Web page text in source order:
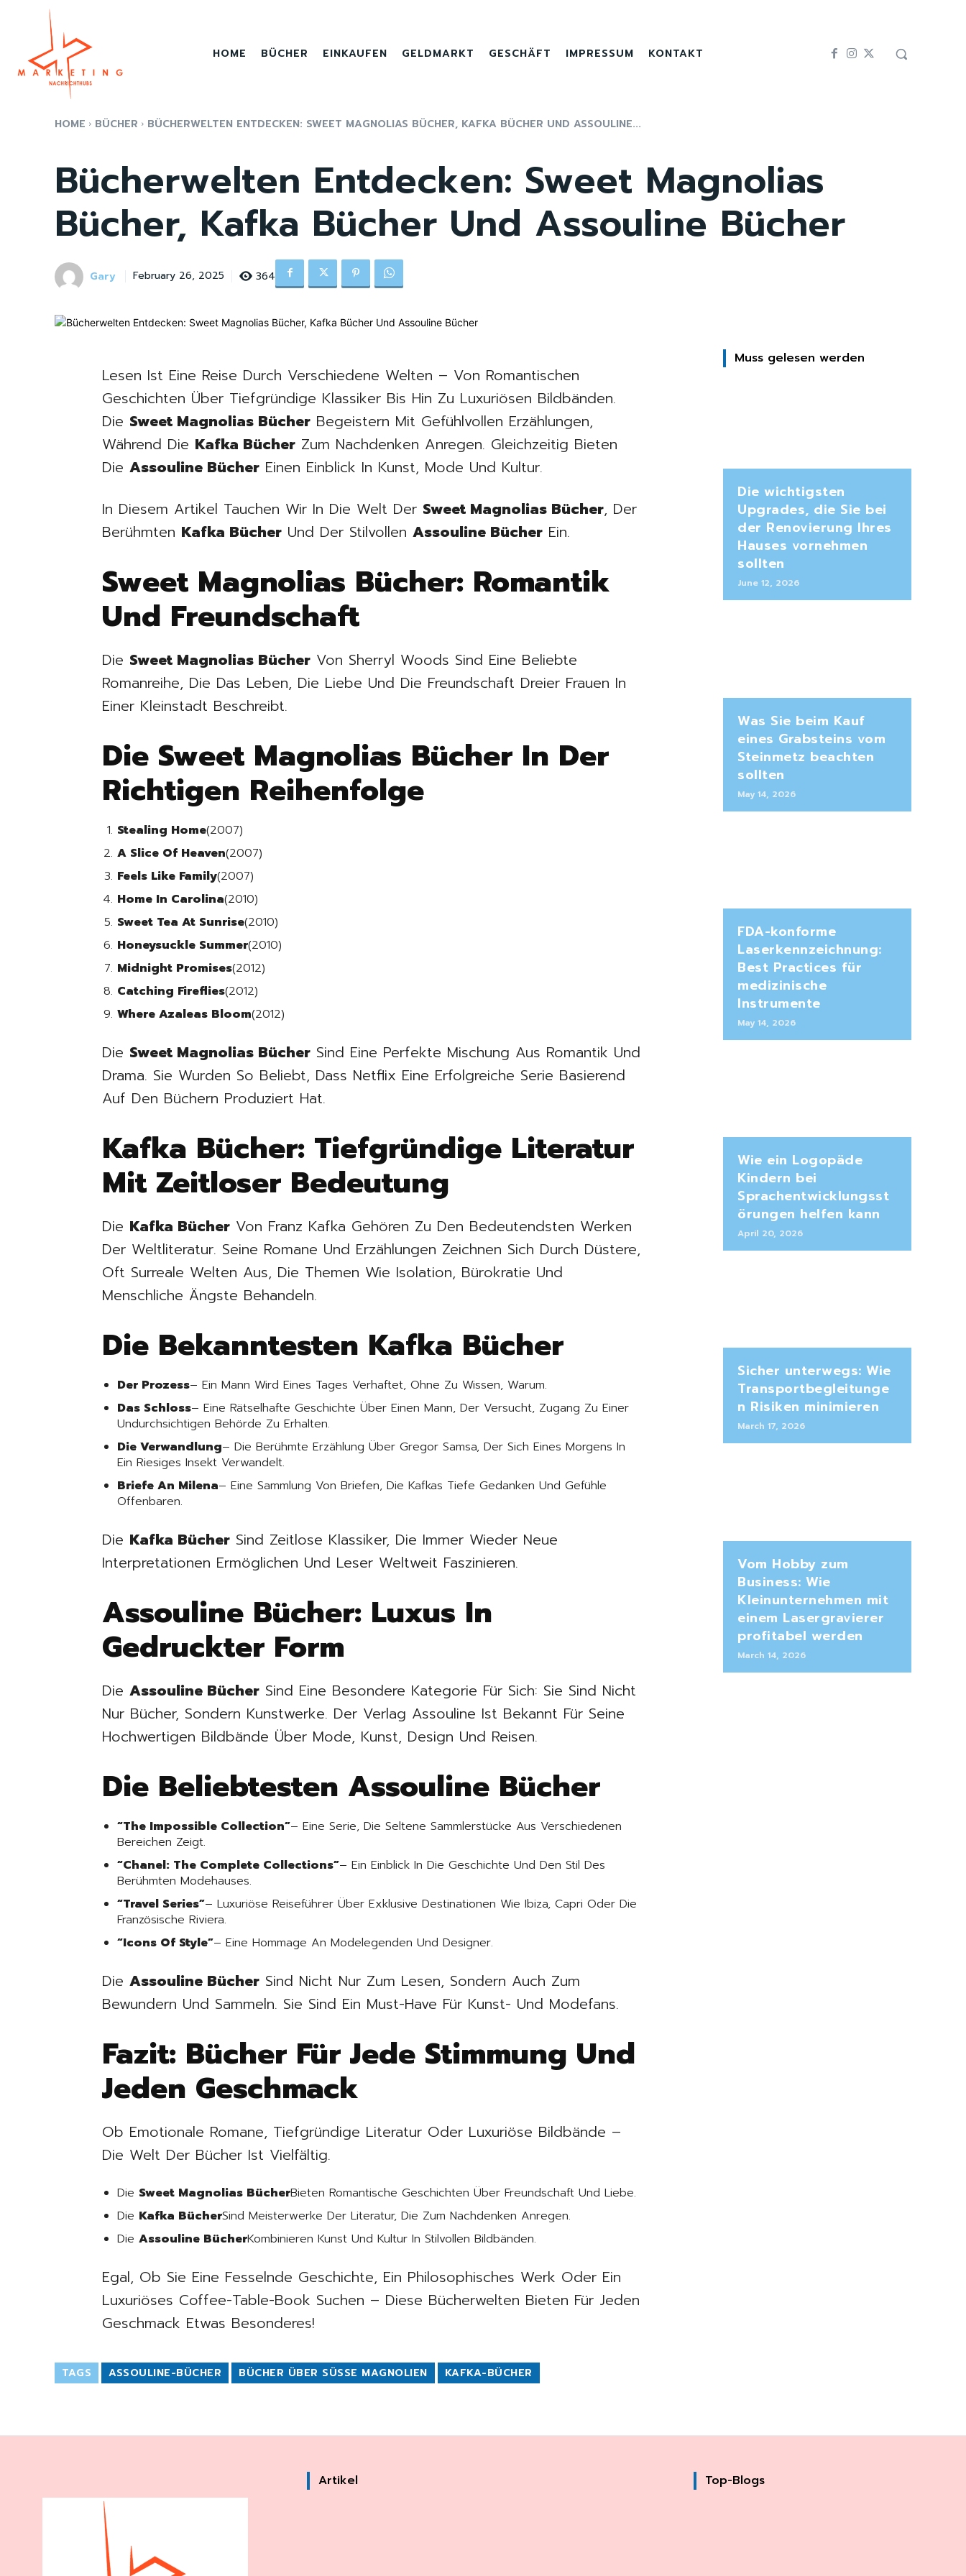
HOME BÜCHER EINKAUFEN GELDMARKT GESCHÄFT IMPRESSUM KONTAKT
HOME BÜCHER BÜCHERWELTEN ENTDECKEN: SWEET MAGNOLIAS BÜCHER, KAFKA BÜCHER UND ASSOULINE...
Bücherwelten Entdecken: Sweet Magnolias
Bücher, Kafka Bücher Und Assouline Bücher
Gary February 26, 2025 364
Lesen Ist Eine Reise Durch Verschiedene Welten – Von Romantischen
Geschichten Über Tiefgründige Klassiker Bis Hin Zu Luxuriösen Bildbänden.
Die Sweet Magnolias Bücher Begeistern Mit Gefühlvollen Erzählungen,
Während Die Kafka Bücher Zum Nachdenken Anregen. Gleichzeitig Bieten
DieAssouline Bücher Einen Einblick In Kunst, Mode Und Kultur.
In Diesem Artikel Tauchen Wir In Die Welt Der Sweet Magnolias Bücher, Der
Berühmten Kafka Bücher Und Der StilvollenAssouline Bücher Ein.
Sweet Magnolias Bücher: Romantik
Und Freundschaft
Die Sweet Magnolias Bücher Von Sherryl Woods Sind Eine Beliebte
Romanreihe, Die Das Leben, Die Liebe Und Die Freundschaft Dreier Frauen In
Einer Kleinstadt Beschreibt.
Die Sweet Magnolias Bücher In Der
Richtigen Reihenfolge
Stealing Home(2007)
A Slice Of Heaven(2007)
Feels Like Family(2007)
Home In Carolina(2010)
Sweet Tea At Sunrise(2010)
Honeysuckle Summer(2010)
Midnight Promises(2012)
Catching Fireflies(2012)
Where Azaleas Bloom(2012)
Die Sweet Magnolias Bücher Sind Eine Perfekte Mischung Aus Romantik Und
Drama. Sie Wurden So Beliebt, Dass Netflix Eine Erfolgreiche Serie Basierend
Auf Den Büchern Produziert Hat.
Kafka Bücher: Tiefgründige Literatur
Mit Zeitloser Bedeutung
Die Kafka Bücher Von Franz Kafka Gehören Zu Den Bedeutendsten Werken
Der Weltliteratur. Seine Romane Und Erzählungen Zeichnen Sich Durch Düstere,
Oft Surreale Welten Aus, Die Themen Wie Isolation, Bürokratie Und
Menschliche Ängste Behandeln.
Die Bekanntesten Kafka Bücher
Der Prozess– Ein Mann Wird Eines Tages Verhaftet, Ohne Zu Wissen, Warum.
Das Schloss– Eine Rätselhafte Geschichte Über Einen Mann, Der Versucht, Zugang Zu Einer
Undurchsichtigen Behörde Zu Erhalten.
Die Verwandlung– Die Berühmte Erzählung Über Gregor Samsa, Der Sich Eines Morgens In
Ein Riesiges Insekt Verwandelt.
Briefe An Milena– Eine Sammlung Von Briefen, Die Kafkas Tiefe Gedanken Und Gefühle
Offenbaren.
Die Kafka Bücher Sind Zeitlose Klassiker, Die Immer Wieder Neue
Interpretationen Ermöglichen Und Leser Weltweit Faszinieren.
Assouline Bücher: Luxus In
Gedruckter Form
DieAssouline Bücher Sind Eine Besondere Kategorie Für Sich: Sie Sind Nicht
Nur Bücher, Sondern Kunstwerke. Der Verlag Assouline Ist Bekannt Für Seine
Hochwertigen Bildbände Über Mode, Kunst, Design Und Reisen.
Die Beliebtesten Assouline Bücher
“The Impossible Collection”– Eine Serie, Die Seltene Sammlerstücke Aus Verschiedenen
Bereichen Zeigt.
“Chanel: The Complete Collections”– Ein Einblick In Die Geschichte Und Den Stil Des
Berühmten Modehauses.
“Travel Series”– Luxuriöse Reiseführer Über Exklusive Destinationen Wie Ibiza, Capri Oder Die
Französische Riviera.
“Icons Of Style”– Eine Hommage An Modelegenden Und Designer.
DieAssouline Bücher Sind Nicht Nur Zum Lesen, Sondern Auch Zum
Bewundern Und Sammeln. Sie Sind Ein Must-Have Für Kunst- Und Modefans.
Fazit: Bücher Für Jede Stimmung Und
Jeden Geschmack
Ob Emotionale Romane, Tiefgründige Literatur Oder Luxuriöse Bildbände –
Die Welt Der Bücher Ist Vielfältig.
Die Sweet Magnolias BücherBieten Romantische Geschichten Über Freundschaft Und Liebe.
Die Kafka BücherSind Meisterwerke Der Literatur, Die Zum Nachdenken Anregen.
DieAssouline BücherKombinieren Kunst Und Kultur In Stilvollen Bildbänden.
Egal, Ob Sie Eine Fesselnde Geschichte, Ein Philosophisches Werk Oder Ein
Luxuriöses Coffee-Table-Book Suchen – Diese Bücherwelten Bieten Für Jeden
Geschmack Etwas Besonderes!
Muss gelesen werden
Die wichtigsten
Upgrades, die Sie bei
der Renovierung Ihres
Hauses vornehmen
sollten
June 12, 2026
Was Sie beim Kauf
eines Grabsteins vom
Steinmetz beachten
sollten
May 14, 2026
FDA-konforme
Laserkennzeichnung:
Best Practices für
medizinische
Instrumente
May 14, 2026
Wie ein Logopäde
Kindern bei
Sprachentwicklungsst
örungen helfen kann
April 20, 2026
Sicher unterwegs: Wie
Transportbegleitunge
n Risiken minimieren
March 17, 2026
Vom Hobby zum
Business: Wie
Kleinunternehmen mit
einem Lasergravierer
profitabel werden
March 14, 2026
TAGS ASSOULINE-BÜCHER BÜCHER ÜBER SÜSSE MAGNOLIEN KAFKA-BÜCHER
Artikel Top-Blogs